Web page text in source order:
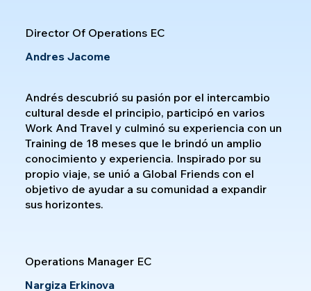
Andrés descubrió su pasión por el intercambio
cultural desde el principio, participó en varios
Work And Travel y culminó su experiencia con un
Training de 18 meses que le brindó un amplio
conocimiento y experiencia. Inspirado por su
propio viaje, se unió a Global Friends con el
objetivo de ayudar a su comunidad a expandir
sus horizontes.
Andres Jacome
Director Of Operations EC
Nargiza Erkinova
Operations Manager EC